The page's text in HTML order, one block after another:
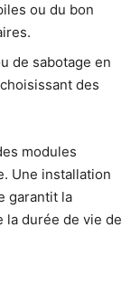
ou du bon
de sabotage en
des
modules
Une installation
garantit la
la durée de vie de